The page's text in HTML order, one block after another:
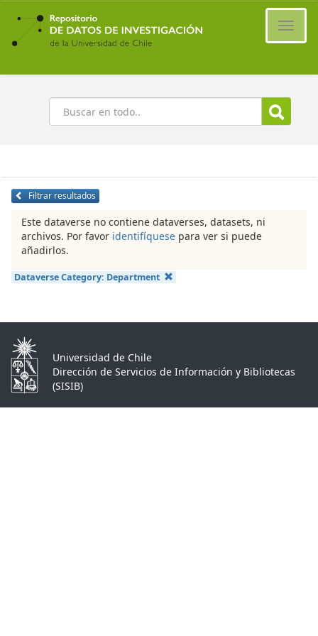
Ir
contenido
principal
Buscar
Filtrar resultados
Este dataverse no contiene dataverses, datasets, ni
archivos. Por favor identifíquese para ver si puede
añadirlos.
Dataverse Category: Department
Universidad de Chile
Dirección de Servicios de Información y Bibliotecas
(SISIB)